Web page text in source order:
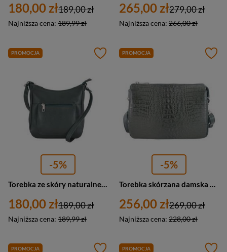
180,00 zł
Najniższa cena: 189,99 zł
189,00 zł 265,00 zł
Najniższa cena: 266,00 zł
279,00 zł
PROMOCJA
-5%
180,00 zł
Najniższa cena: 189,99 zł
189,00 zł
PROMOCJA
-5%
256,00 zł
Najniższa cena: 228,00 zł
269,00 zł
PROMOCJA PROMOCJA